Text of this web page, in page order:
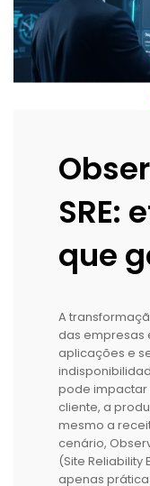
SRE:
que
A
das empresas
aplicações e
pode impactar
cliente, a
mesmo a
cenário,
(Site
apenas